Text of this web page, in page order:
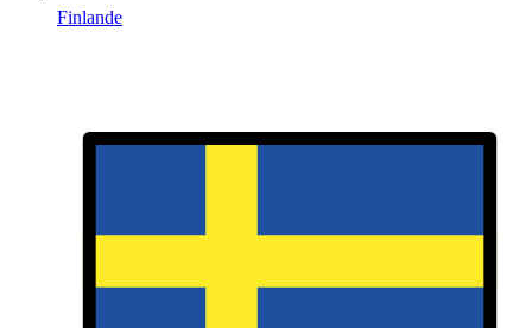
Finlande